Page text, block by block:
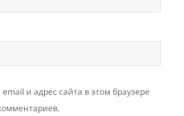
и адрес сайта в этом браузере